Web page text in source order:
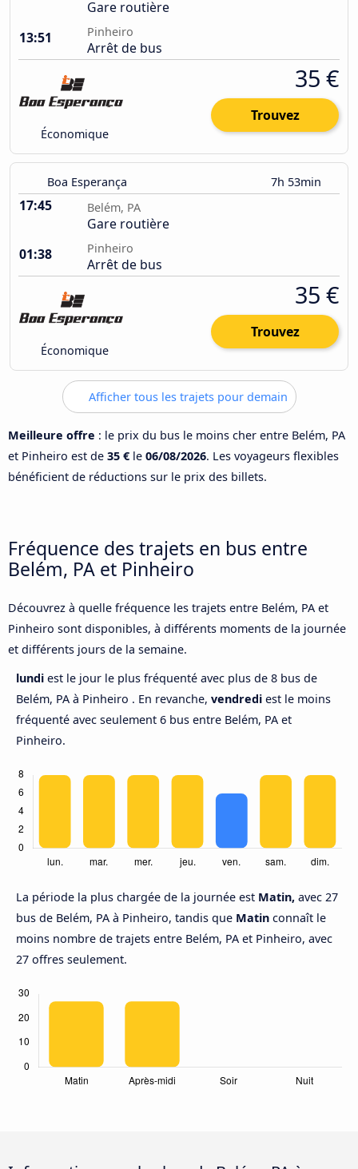
Gare routière
13:51
Pinheiro
Arrêt de bus
Économique
35 €
Trouvez
Boa Esperança 7h 53min
17:45 Belém, PA
Gare routière
01:38
Pinheiro
Arrêt de bus
Économique
35 €
Trouvez
Afficher tous les trajets pour demain
Meilleure offre : le prix du bus le moins cher entre Belém, PA
et Pinheiro est de 35 € le 06/08/2026. Les voyageurs flexibles
bénéficient de réductions sur le prix des billets.
Fréquence des trajets en bus entre
Belém, PA et Pinheiro
Découvrez à quelle fréquence les trajets entre Belém, PA et
Pinheiro sont disponibles, à différents moments de la journée
et différents jours de la semaine.
lundi est le jour le plus fréquenté avec plus de 8 bus de
Belém, PA à Pinheiro . En revanche, vendredi est le moins
fréquenté avec seulement 6 bus entre Belém, PA et
Pinheiro.
La période la plus chargée de la journée est Matin, avec 27
bus de Belém, PA à Pinheiro, tandis que Matin connaît le
moins nombre de trajets entre Belém, PA et Pinheiro, avec
27 offres seulement.